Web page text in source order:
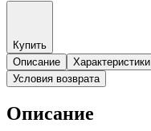
Купить
Описание
Характеристики
Условия возврата
Описание